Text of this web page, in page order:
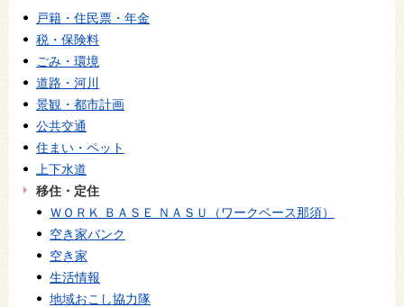
戸籍・住民票・年金
税・保険料
ごみ・環境
道路・河川
景観・都市計画
公共交通
住まい・ペット
上下水道
移住・定住
ＷＯＲＫ ＢＡＳＥ ＮＡＳＵ（ワークベース那須）
空き家バンク
空き家
生活情報
地域おこし協力隊